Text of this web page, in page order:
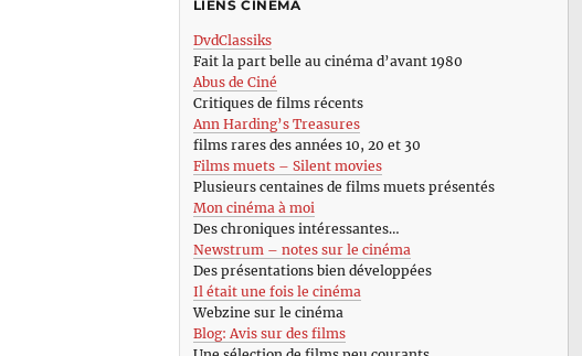
LIENS CINÉMA
DvdClassiks
Fait la part belle au cinéma d’avant 1980
Abus de Ciné
Critiques de films récents
Ann Harding’s Treasures
films rares des années 10, 20 et 30
Films muets – Silent movies
Plusieurs centaines de films muets présentés
Mon cinéma à moi
Des chroniques intéressantes…
Newstrum – notes sur le cinéma
Des présentations bien développées
Il était une fois le cinéma
Webzine sur le cinéma
Blog: Avis sur des films